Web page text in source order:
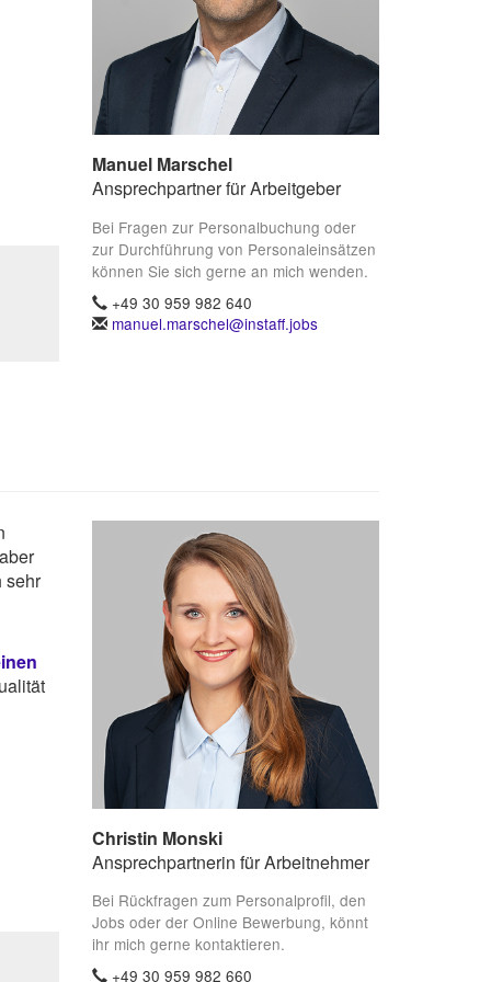
Manuel Marschel
Ansprechpartner für Arbeitgeber
Bei Fragen zur Personalbuchung oder
zur Durchführung von Personaleinsätzen
können Sie sich gerne an mich wenden.
+49 30 959 982 640
manuel.marschel@instaff.jobs
sehr
Christin Monski
Ansprechpartnerin für Arbeitnehmer
Bei Rückfragen zum Personalprofil, den
Jobs oder der Online Bewerbung, könnt
ihr mich gerne kontaktieren.
+49 30 959 982 660